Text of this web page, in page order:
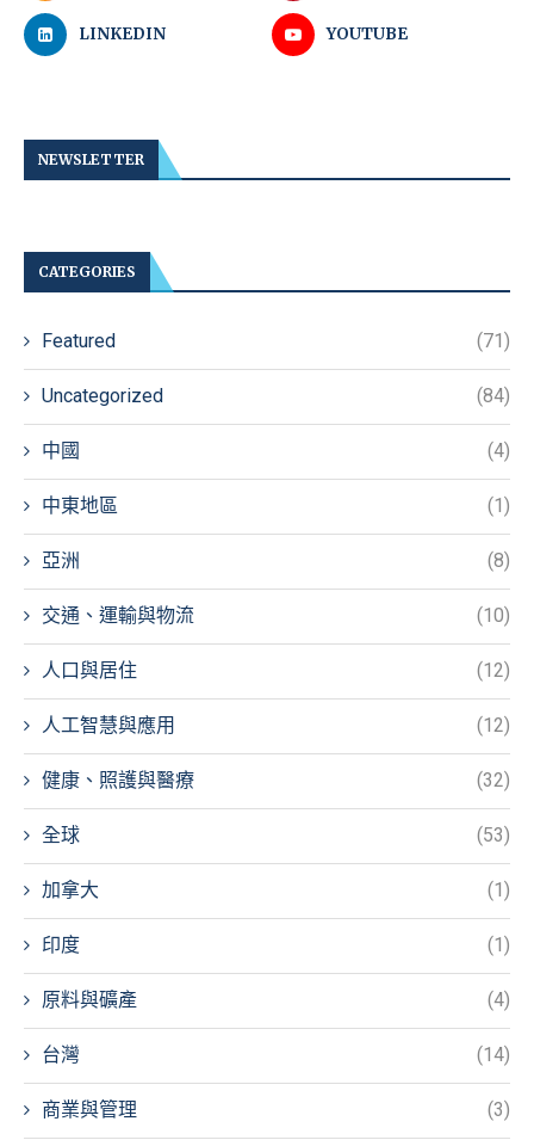
LINKEDIN YOUTUBE
NEWSLETTER
CATEGORIES
Featured (71)
Uncategorized (84)
中國 (4)
中東地區 (1)
亞洲 (8)
交通、運輸與物流 (10)
人口與居住 (12)
人工智慧與應用 (12)
健康、照護與醫療 (32)
全球 (53)
加拿大 (1)
印度 (1)
原料與礦產 (4)
台灣 (14)
商業與管理 (3)